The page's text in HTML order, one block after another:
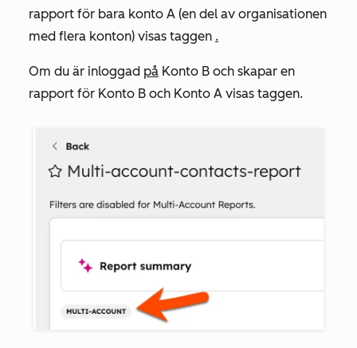
rapport för bara konto A (en del av organisationen
med flera konton) visas taggen .
Om du är inloggad på Konto B och skapar en
rapport för Konto B och Konto A visas taggen.